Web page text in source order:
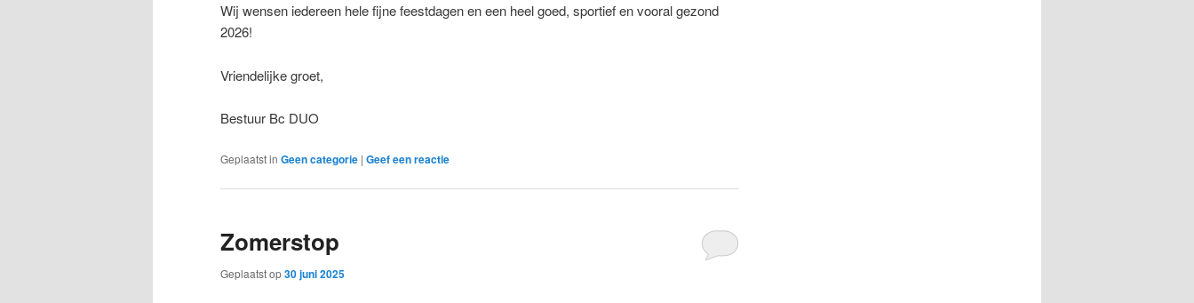
Wij wensen iedereen hele fijne feestdagen en een heel goed, sportief en vooral gezond
2026!
Vriendelijke groet,
Bestuur Bc DUO
Geplaatst in Geen categorie | Geef een reactie
Zomerstop
Geplaatst op30 juni 2025